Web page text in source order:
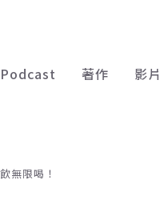
Podcast 著作 影片
無限喝！